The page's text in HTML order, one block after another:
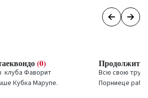
(0)
клуба Фаворит
Кубка Марупе.
Всю свою
Порниеце